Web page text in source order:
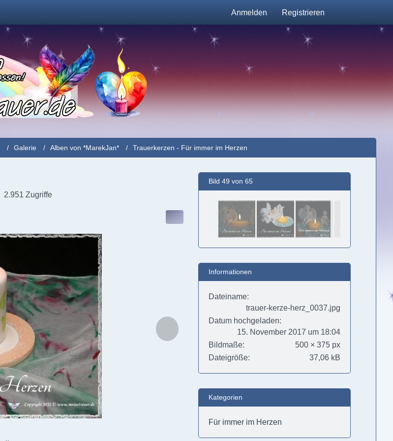
Anmelden Registrieren
Galerie Alben von *MarekJan* Trauerkerzen - Für immer im Herzen
2.951 Zugriffe
Bild 49 von 65
Informationen
Dateiname
trauer-kerze-herz_0037.jpg
Datum hochgeladen
15. November 2017 um 18:04
Bildmaße
500 × 375 px
Dateigröße
37,06 kB
Kategorien
Für immer im Herzen